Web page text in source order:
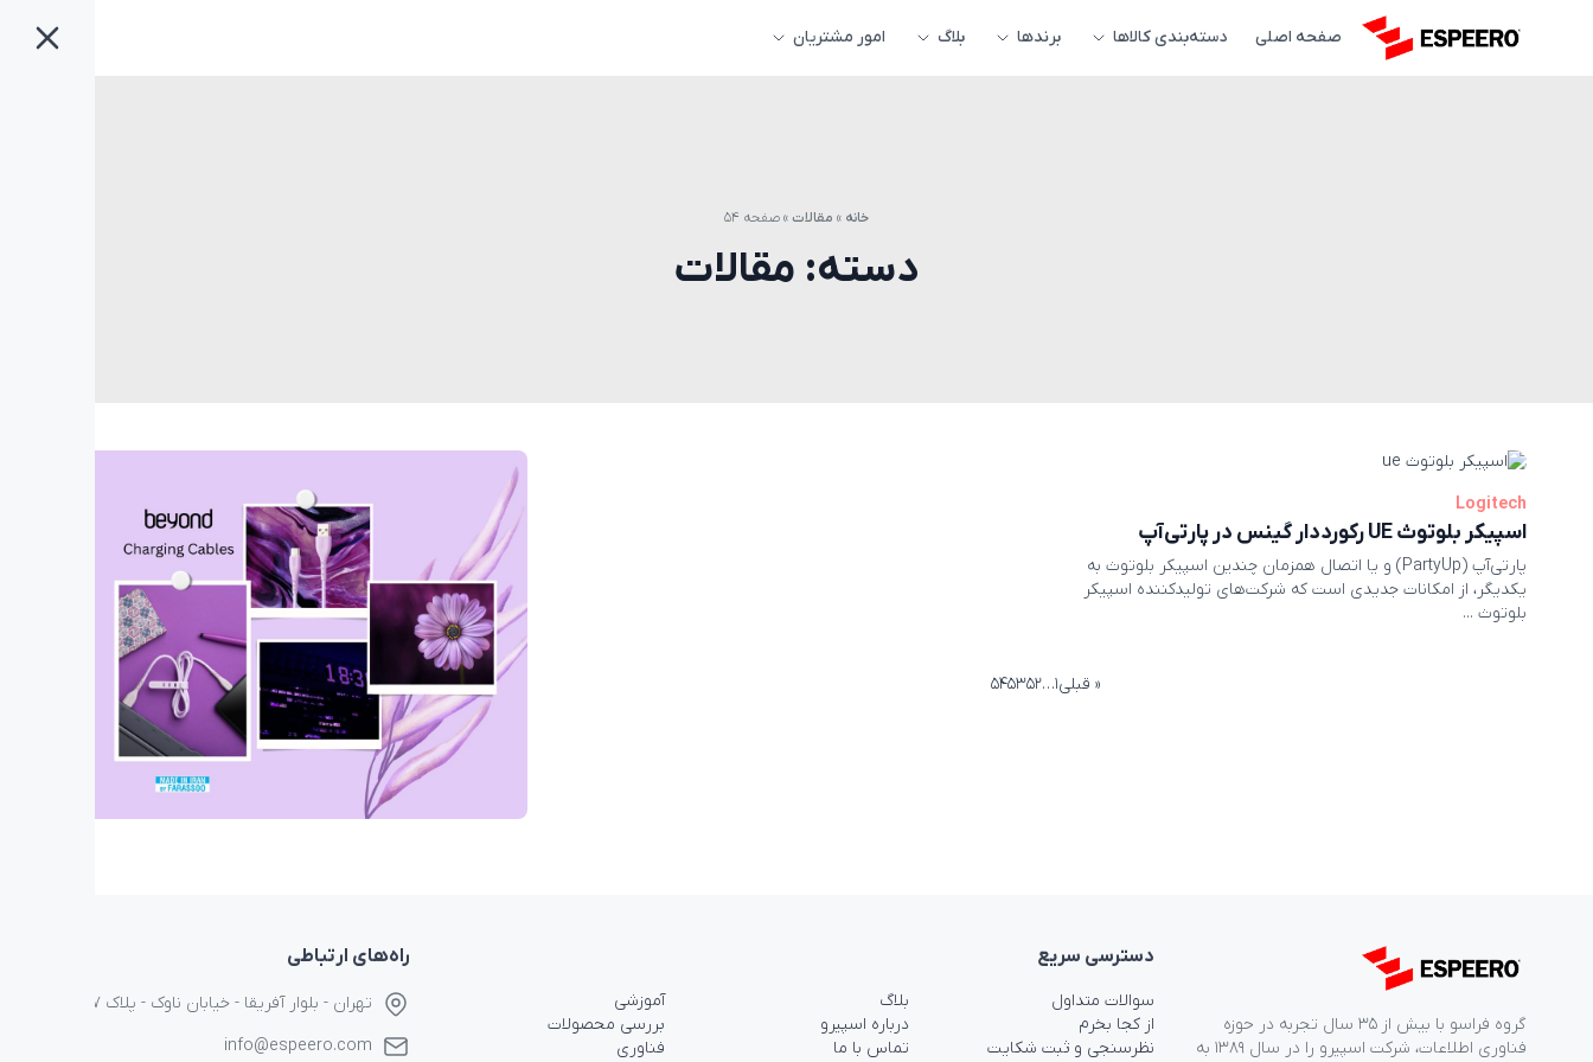
صفحه اصلی دسته‌بندی کالاها برندها بلاگ امور مشتریان
خانه » مقالات»صفحه ۵۴
دسته: مقالات
Logitech
اسپیکر بلوتوث UE رکورددار گینس در پارتی‌آپ
پارتی‌آپ (PartyUp) و یا اتصال همزمان چندین اسپیکر بلوتوث به
یکدیگر، از امکانات جدیدی است که شرکت‌های تولیدکننده اسپیکر
بلوتوث ...
صفحه‌بندی
« قبلی۱…۵۲۵۳۵۴
گروه فراسو با بیش از ۳۵ سال تجربه در حوزه
فناوری اطلاعات، شرکت اسپیرو را در سال ۱۳۸۹ به
دسترسی‌ سریع
سوالات متداول
از کجا بخرم
نظرسنجی و ثبت شکایت
بلاگ
درباره اسپیرو
تماس با ما
آموزشی
بررسی محصولات
فناوری
راه‌های ارتباطی
تهران - بلوار آفریقا - خیابان ناوک - پلاک ۱۷
info@espeero.com